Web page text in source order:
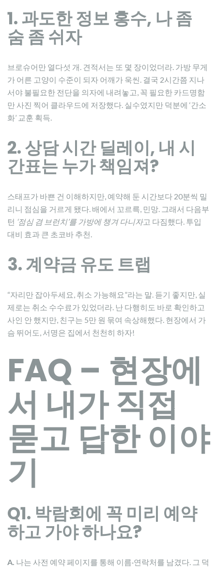
1. 과도한 정보 홍수, 나 좀
숨 좀 쉬자
브로슈어만 열다섯 개. 견적서는 또 몇 장이었더라. 가방 무게
가 어른 고양이 수준이 되자 어깨가 욱씬. 결국 2시간쯤 지나
서야 불필요한 전단을 의자에 내려놓고, 꼭 필요한 카드명함
만 사진 찍어 클라우드에 저장했다. 실수였지만 덕분에 ‘간소
화’ 교훈 획득.
2. 상담 시간 딜레이, 내 시
간표는 누가 책임져?
스태프가 바쁜 건 이해하지만, 예약해 둔 시간보다 20분씩 밀
리니 점심을 거르게 됐다. 배에서 꼬르륵, 민망. 그래서 다음부
턴 ‘점심 겸 브런치’를 가방에 챙겨 다니자고 다짐했다. 투입
대비 효과 큰 초코바 추천.
3. 계약금 유도 트랩
“자리만 잡아두세요, 취소 가능해요”라는 말. 듣기 좋지만, 실
제로는 취소 수수료가 있었더라. 난 다행히도 바로 확인하고
사인 안 했지만, 친구는 5만 원 묶여 속상해했다. 현장에서 가
슴 뛰어도, 서명은 집에서 천천히 하자!
FAQ – 현장에
서 내가 직접
묻고 답한 이야
기
Q1. 박람회에 꼭 미리 예약
하고 가야 하나요?
A. 나는 사전 예약 페이지를 통해 이름·연락처를 남겼다. 그 덕